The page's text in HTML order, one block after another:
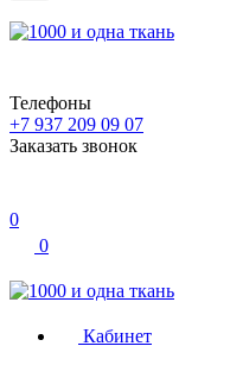
Телефоны
+7 937 209 09 07
Заказать звонок
0
0
Кабинет